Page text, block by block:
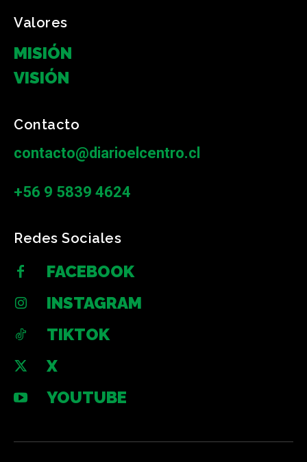
Valores
MISIÓN
VISIÓN
Contacto
contacto@diarioelcentro.cl
+56 9 5839 4624
Redes Sociales
FACEBOOK
INSTAGRAM
TIKTOK
X
YOUTUBE